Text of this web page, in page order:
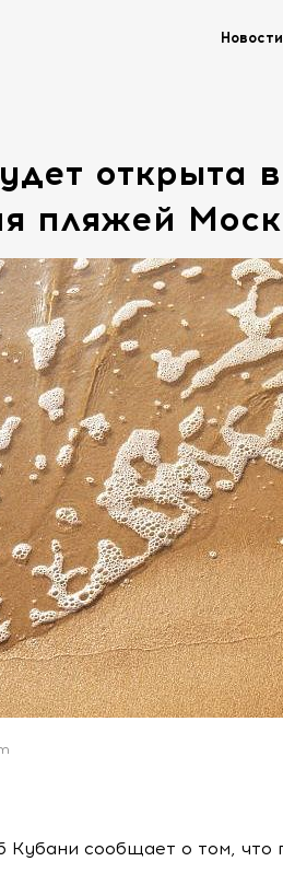
Новости
открыта
пляжей
сообщает о том, что